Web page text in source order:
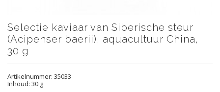
Selectie kaviaar van Siberische steur
(Acipenser baerii), aquacultuur China,
30 g
Artikelnummer: 35033
Inhoud: 30 g